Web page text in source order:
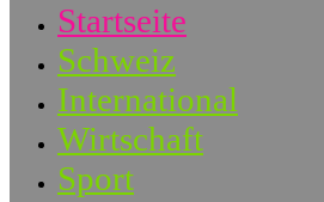
Startseite
Schweiz
International
Wirtschaft
Sport